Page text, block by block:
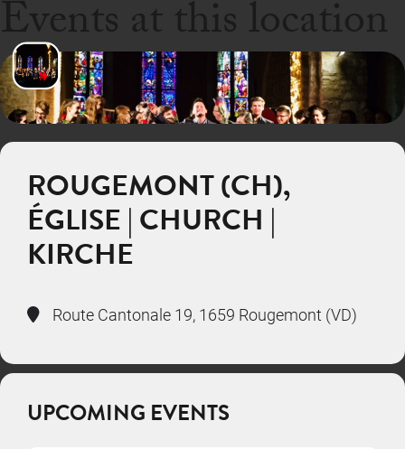
Events at this location
ROUGEMONT (CH),
ÉGLISE | CHURCH |
KIRCHE
Route Cantonale 19, 1659 Rougemont (VD)
UPCOMING EVENTS